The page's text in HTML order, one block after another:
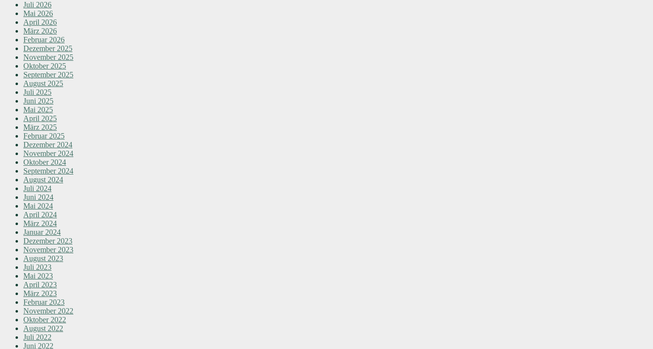
Juli 2026
Mai 2026
April 2026
März 2026
Februar 2026
Dezember 2025
November 2025
Oktober 2025
September 2025
August 2025
Juli 2025
Juni 2025
Mai 2025
April 2025
März 2025
Februar 2025
Dezember 2024
November 2024
Oktober 2024
September 2024
August 2024
Juli 2024
Juni 2024
Mai 2024
April 2024
März 2024
Januar 2024
Dezember 2023
November 2023
August 2023
Juli 2023
Mai 2023
April 2023
März 2023
Februar 2023
November 2022
Oktober 2022
August 2022
Juli 2022
Juni 2022